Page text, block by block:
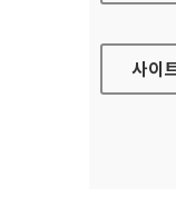
사이